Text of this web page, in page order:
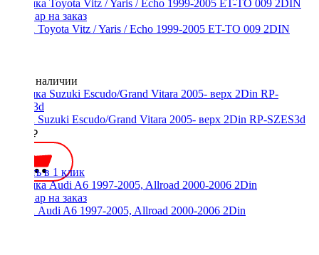
Рамка Toyota Vitz / Yaris / Echo 1999-2005 ET-TO 009 2DIN
Нет в наличии
Рамка Suzuki Escudo/Grand Vitara 2005- верх 2Din RP-SZES3d
1000 ₽
Купить в 1 клик
Рамка Audi A6 1997-2005, Allroad 2000-2006 2Din